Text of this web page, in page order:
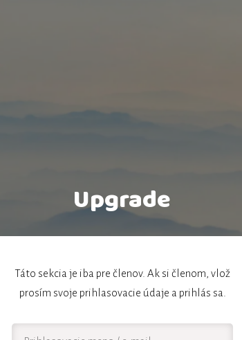
Upgrade
Táto sekcia je iba pre členov. Ak si členom, vlož
prosím svoje prihlasovacie údaje a prihlás sa.